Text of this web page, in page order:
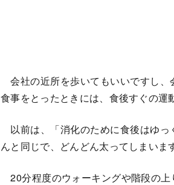
会社の近所を歩いてもいいですし
食事をとったときには、食後すぐの運
以前は、「消化のために食後はゆっ
んと同じで、どんどん太ってしまいま
20分程度のウォーキングや階段の